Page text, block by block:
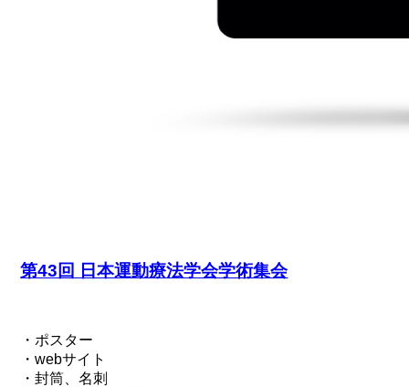
第43回 日本運動療法学会学術集会
・ポスター
・webサイト
・封筒、名刺